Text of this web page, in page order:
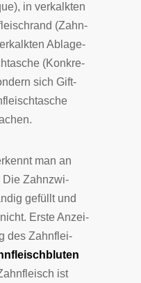
in ver­kalk­ten
(Zahn­
Ab­la­ge­
(Kon­kre­
sich Gift­
man an
Die Zahn­zwi­
ge­füllt und
Er­ste An­zei­
des Zahn­flei­
ist